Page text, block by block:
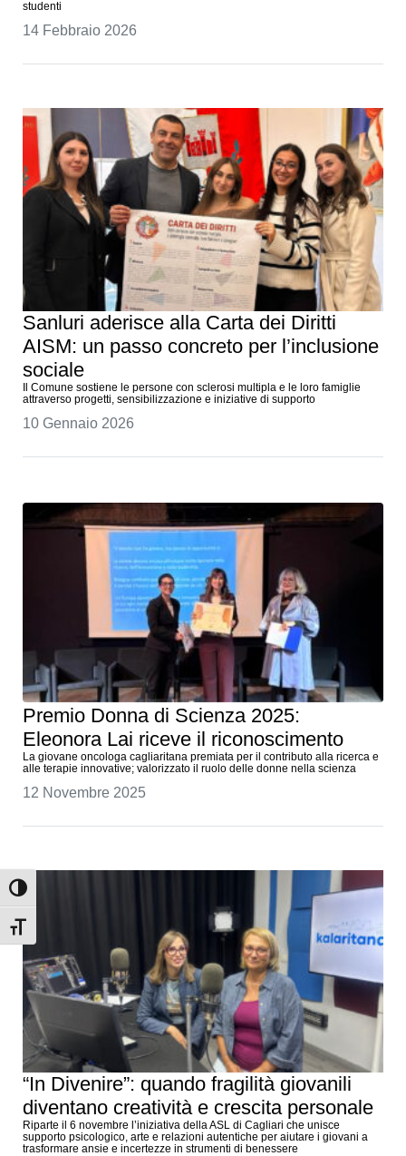
Attiva/disattiva alto contrasto
Attiva/disattiva dimensione testo
studenti
14 Febbraio 2026
Sanluri aderisce alla Carta dei Diritti
AISM: un passo concreto per l’inclusione
sociale
Il Comune sostiene le persone con sclerosi multipla e le loro famiglie
attraverso progetti, sensibilizzazione e iniziative di supporto
10 Gennaio 2026
Premio Donna di Scienza 2025:
Eleonora Lai riceve il riconoscimento
La giovane oncologa cagliaritana premiata per il contributo alla ricerca e
alle terapie innovative; valorizzato il ruolo delle donne nella scienza
12 Novembre 2025
“In Divenire”: quando fragilità giovanili
diventano creatività e crescita personale
Riparte il 6 novembre l’iniziativa della ASL di Cagliari che unisce
supporto psicologico, arte e relazioni autentiche per aiutare i giovani a
trasformare ansie e incertezze in strumenti di benessere